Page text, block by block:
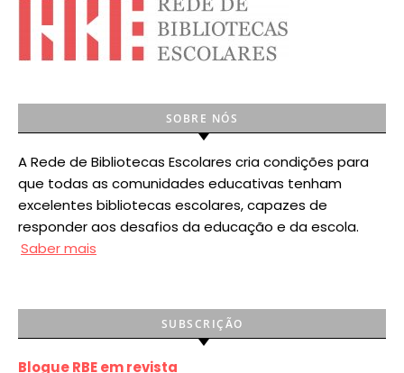
SOBRE NÓS
A Rede de Bibliotecas Escolares cria condições para
que todas as comunidades educativas tenham
excelentes bibliotecas escolares, capazes de
responder aos desafios da educação e da escola.
Saber mais
SUBSCRIÇÃO
Blogue RBE em revista